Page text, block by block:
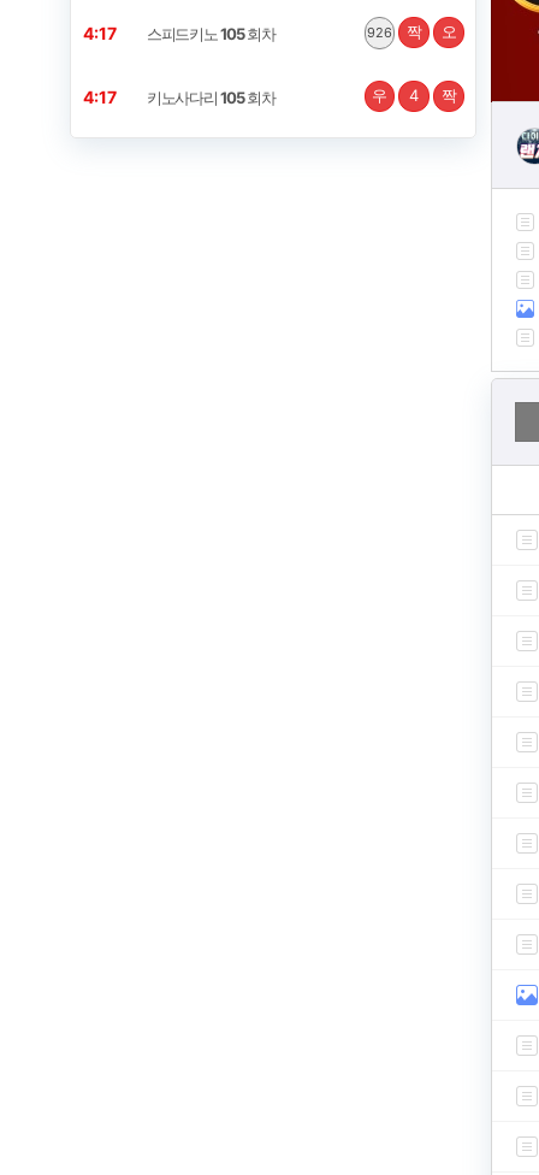
4:16 스피드키노105회차 926 짝 오
4:16 키노사다리105회차 우 4 짝